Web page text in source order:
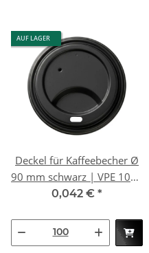
AUF LAGER
Deckel für Kaffeebecher Ø
90 mm schwarz | VPE 1000
(10 x 100)
0,042 € *